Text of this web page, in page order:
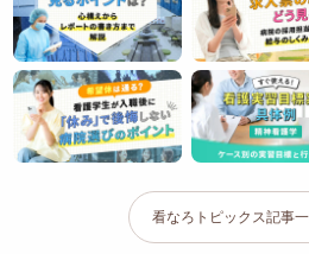
看なろトピックス記事